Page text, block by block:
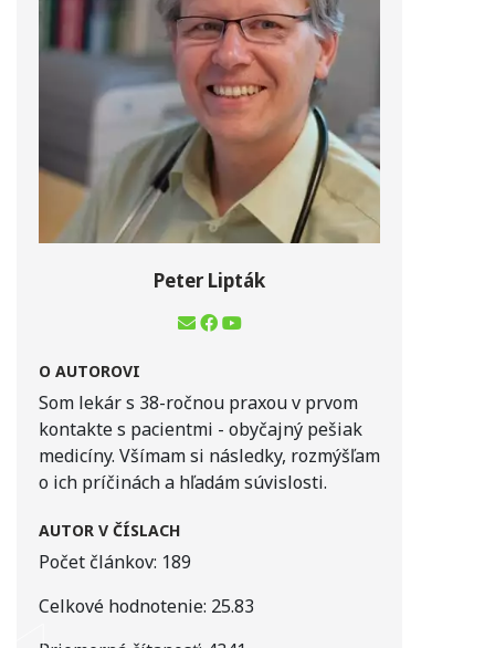
Peter Lipták
O AUTOROVI
Som lekár s 38-ročnou praxou v prvom
kontakte s pacientmi - obyčajný pešiak
medicíny. Všímam si následky, rozmýšľam
o ich príčinách a hľadám súvislosti.
AUTOR V ČÍSLACH
Počet článkov: 189
Celkové hodnotenie: 25.83